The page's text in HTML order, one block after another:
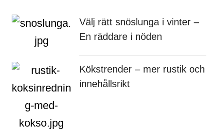
Välj rätt snöslunga i vinter –
En räddare i nöden
Kökstrender – mer rustik och
innehållsrikt